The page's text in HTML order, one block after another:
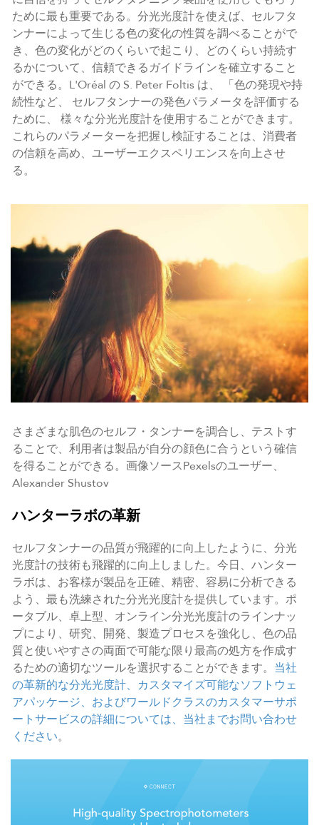
ために最も重要である。分光光度計を使えば、セルフタ
ンナーによって生じる色の変化の性質を調べることがで
き、色の変化がどのくらいで起こり、どのくらい持続す
るかについて、信頼できるガイドラインを確立すること
ができる。L'Oréal の S. Peter Foltis は、 「色の発現や持
続性など、 セルフタンナーの発色パラメータを評価する
ために、 様々な分光光度計を使用することができます。
これらのパラメーターを把握し検証することは、消費者
の信頼を高め、ユーザーエクスペリエンスを向上させ
る。
さまざまな肌色のセルフ・タンナーを調合し、テストす
ることで、利用者は製品が自分の顔色に合うという確信
を得ることができる。画像ソースPexelsのユーザー、
Alexander Shustov
ハンターラボの革新
セルフタンナーの品質が飛躍的に向上したように、分光
光度計の技術も飛躍的に向上しました。今日、ハンター
ラボは、お客様が製品を正確、精密、容易に分析できる
よう、最も洗練された分光光度計を提供しています。ポ
ータブル、卓上型、オンライン分光光度計のラインナッ
プにより、研究、開発、製造プロセスを強化し、色の品
質と使いやすさの両面で可能な限り最高の処方を作成す
るための適切なツールを選択することができます。 当社
の革新的な分光光度計、カスタマイズ可能なソフトウェ
アパッケージ、およびワールドクラスのカスタマーサポ
ートサービスの詳細については、当社までお問い合わせ
ください。